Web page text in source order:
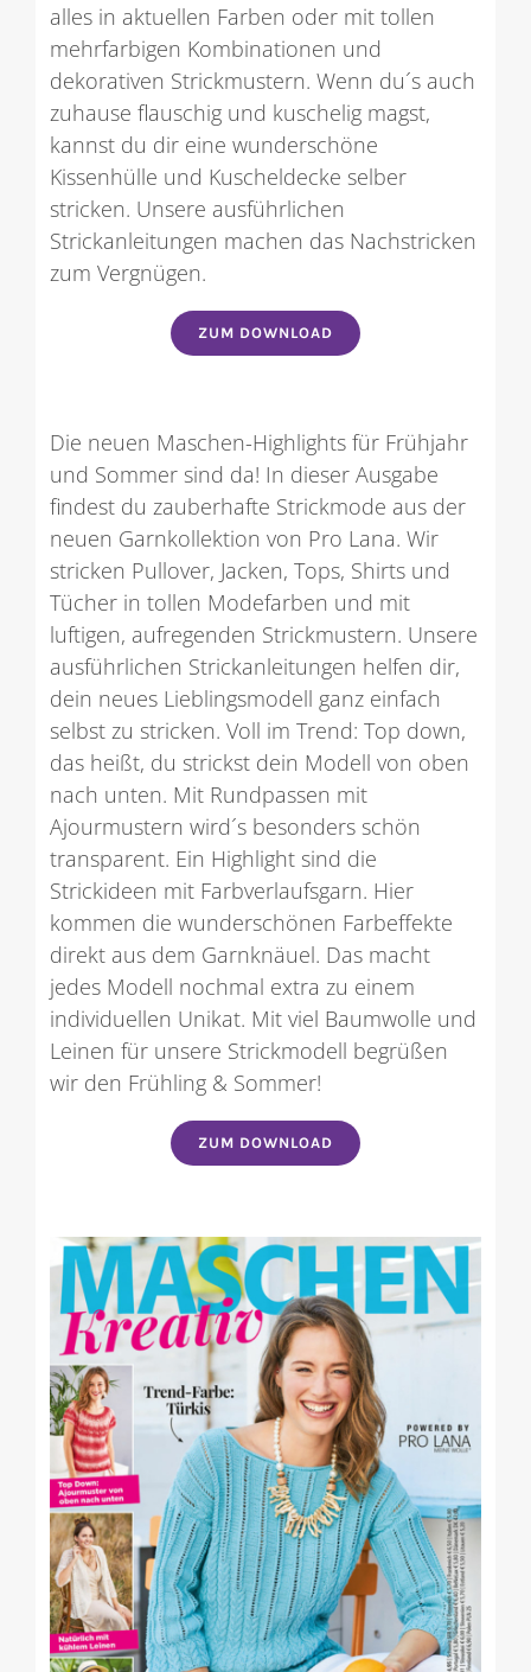
alles in aktuellen Farben oder mit tollen
mehrfarbigen Kombinationen und
dekorativen Strickmustern. Wenn du´s auch
zuhause flauschig und kuschelig magst,
kannst du dir eine wunderschöne
Kissenhülle und Kuscheldecke selber
stricken. Unsere ausführlichen
Strickanleitungen machen das Nachstricken
zum Vergnügen.
ZUM DOWNLOAD
Die neuen Maschen-Highlights für Frühjahr
und Sommer sind da! In dieser Ausgabe
findest du zauberhafte Strickmode aus der
neuen Garnkollektion von Pro Lana. Wir
stricken Pullover, Jacken, Tops, Shirts und
Tücher in tollen Modefarben und mit
luftigen, aufregenden Strickmustern. Unsere
ausführlichen Strickanleitungen helfen dir,
dein neues Lieblingsmodell ganz einfach
selbst zu stricken. Voll im Trend: Top down,
das heißt, du strickst dein Modell von oben
nach unten. Mit Rundpassen mit
Ajourmustern wird´s besonders schön
transparent. Ein Highlight sind die
Strickideen mit Farbverlaufsgarn. Hier
kommen die wunderschönen Farbeffekte
direkt aus dem Garnknäuel. Das macht
jedes Modell nochmal extra zu einem
individuellen Unikat. Mit viel Baumwolle und
Leinen für unsere Strickmodell begrüßen
wir den Frühling & Sommer!
ZUM DOWNLOAD